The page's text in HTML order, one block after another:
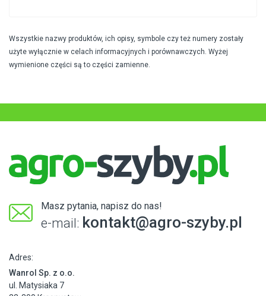
Wszystkie nazwy produktów, ich opisy, symbole czy też numery zostały
użyte wyłącznie w celach informacyjnych i porównawczych. Wyżej
wymienione części są to części zamienne.
Masz pytania, napisz do nas!
e-mail: kontakt@agro-szyby.pl
Adres:
Wanrol Sp. z o.o.
ul. Matysiaka 7